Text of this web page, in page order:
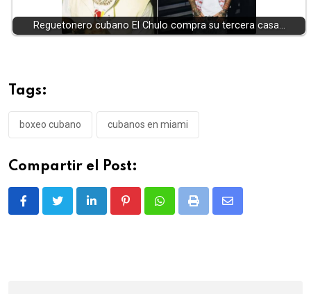
Reguetonero cubano El Chulo compra su tercera casa…
Tags:
boxeo cubano cubanos en miami
Compartir el Post:
LinkedIn PinterestWhatsappPrint
Share